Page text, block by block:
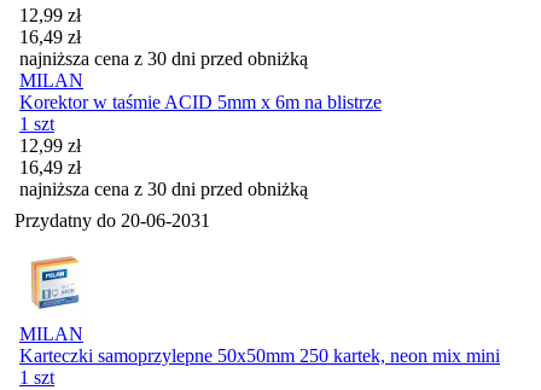
Cena promocyjna
12,99 zł
16,49 zł
najniższa cena z 30 dni przed obniżką
MILAN
Korektor w taśmie ACID 5mm x 6m na blistrze
1 szt
Cena promocyjna
12,99 zł
16,49 zł
najniższa cena z 30 dni przed obniżką
Przydatny do 20-06-2031
MILAN
Karteczki samoprzylepne 50x50mm 250 kartek, neon mix mini
1 szt